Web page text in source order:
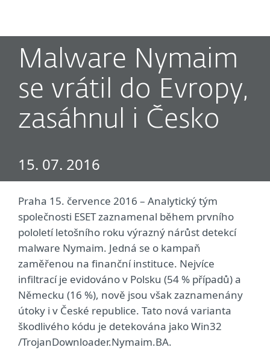
Malware Nymaim
se vrátil do Evropy,
zasáhnul i Česko
15. 07. 2016
Praha 15. července 2016 – Analytický tým
společnosti ESET zaznamenal během prvního
pololetí letošního roku výrazný nárůst detekcí
malware Nymaim. Jedná se o kampaň
zaměřenou na finanční instituce. Nejvíce
infiltrací je evidováno v Polsku (54 % případů) a
Německu (16 %), nově jsou však zaznamenány
útoky i v České republice. Tato nová varianta
škodlivého kódu je detekována jako Win32
/TrojanDownloader.Nymaim.BA.